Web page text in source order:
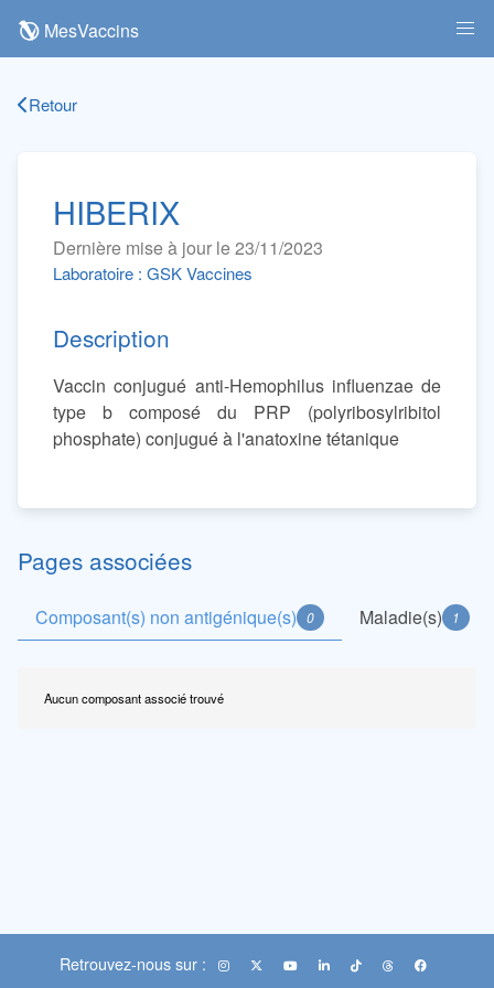
MesVaccins
Retour
HIBERIX
Dernière mise à jour le 23/11/2023
Laboratoire : GSK Vaccines
Description
Vaccin conjugué anti-Hemophilus influenzae de
type b composé du PRP (polyribosylribitol
phosphate) conjugué à l'anatoxine tétanique
Pages associées
Composant(s) non antigénique(s) 0 Maladie(s) 1
Aucun composant associé trouvé
Retrouvez-nous sur :